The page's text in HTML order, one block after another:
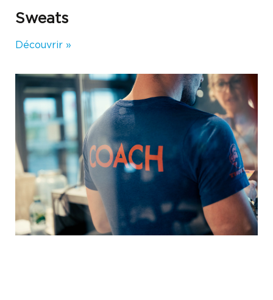
Sweats
Découvrir »